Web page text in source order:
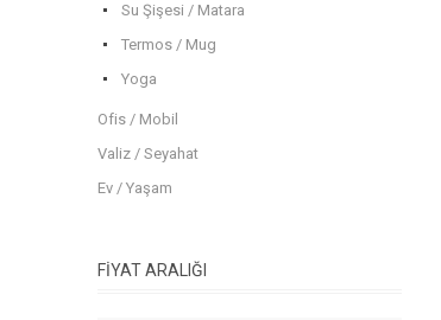
Su Şişesi / Matara
Termos / Mug
Yoga
Ofis / Mobil
Valiz / Seyahat
Ev / Yaşam
FIYAT ARALIĞI